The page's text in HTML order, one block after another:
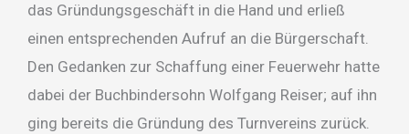
das Gründungsgeschäft in die Hand und erließ
einen entsprechenden Aufruf an die Bürgerschaft.
Den Gedanken zur Schaffung einer Feuerwehr hatte
dabei der Buchbindersohn Wolfgang Reiser; auf ihn
ging bereits die Gründung des Turnvereins zurück.